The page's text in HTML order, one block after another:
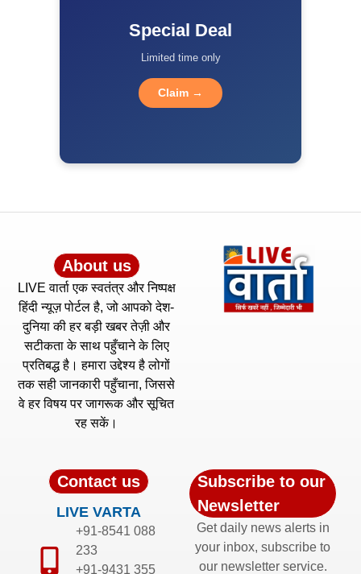
Special Deal
Limited time only
Claim →
About us
LIVE वार्ता एक स्वतंत्र और निष्पक्ष
हिंदी न्यूज़ पोर्टल है, जो आपको देश-
दुनिया की हर बड़ी खबर तेज़ी और
सटीकता के साथ पहुँचाने के लिए
प्रतिबद्ध है। हमारा उद्देश्य है लोगों
तक सही जानकारी पहुँचाना, जिससे
वे हर विषय पर जागरूक और सूचित
रह सकें।
Contact us
LIVE VARTA
+91-8541 088
233
+91-9431 355
Subscribe to our
Newsletter
Get daily news alerts in
your inbox, subscribe to
our newsletter service.